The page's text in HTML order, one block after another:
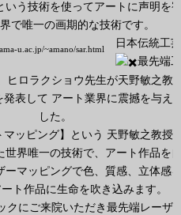
いう技術を使ってアートに声明を
で唯一の画期的な技術です。
u.ac.jp/~amano/sar.html
日本伝統工芸
最先端工
ヒロラクショウ先生が天野敏之教
発表して アート業界に震撼を与え
した。
マッピング】という 天野敏之教授
世界唯一の技術で、アート作品を
ーマッピングで色、質感、立体感
ト作品に生命を吹き込みます。
クにご来院いただき最先端レーザ